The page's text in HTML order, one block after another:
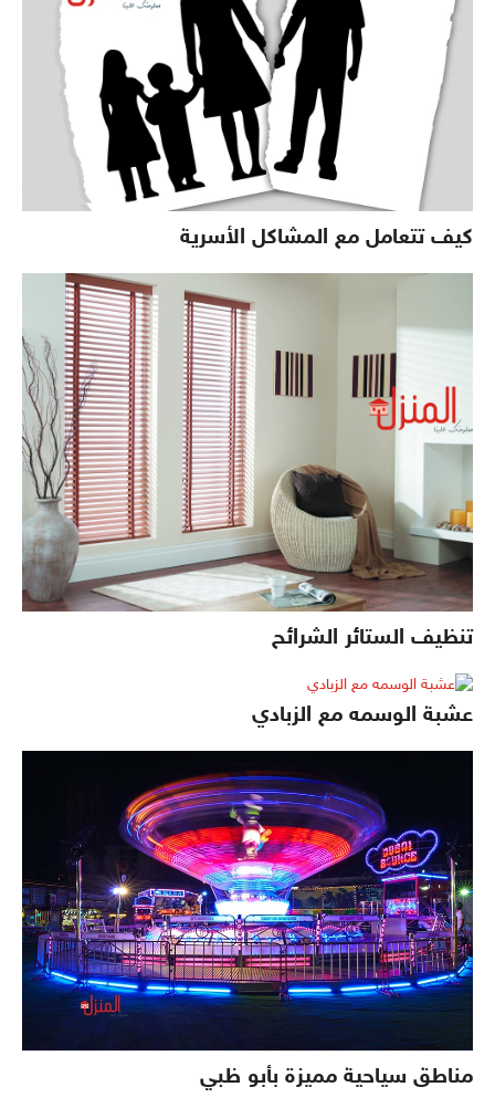
كيف تتعامل مع المشاكل الأسرية
تنظيف الستائر الشرائح
عشبة الوسمه مع الزبادي
مناطق سياحية مميزة بأبو ظبي